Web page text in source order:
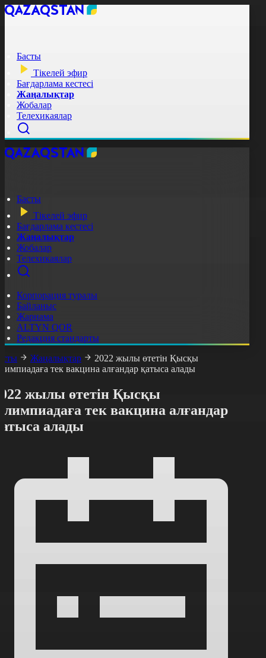
Басты
Тікелей эфир
Бағдарлама кестесі
Жаңалықтар
Жобалар
Телехикаялар
Басты
Тікелей эфир
Бағдарлама кестесі
Жаңалықтар
Жобалар
Телехикаялар
Корпорация туралы
Байланыс
Жарнама
ALTYN QOR
Редакция стандарты
Жаңалықтар
2022 жылы өтетін Қысқы
тек вакцина алғандар қатыса алады
жылы өтетін Қысқы
тек вакцина алғандар
алады